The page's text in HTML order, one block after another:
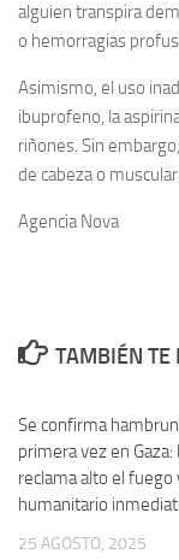
alguien transpira
o hemorragias
Asimismo, el uso
ibuprofeno, la
riñones. Sin
de cabeza o
Agencia Nova
TAMBIÉN TE
Se confirma
primera vez en Gaza:
reclama alto el fuego
humanitario
25 AGOSTO, 2025